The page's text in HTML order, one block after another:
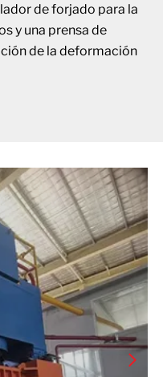
de forjado para la
y una prensa de
de la deformación